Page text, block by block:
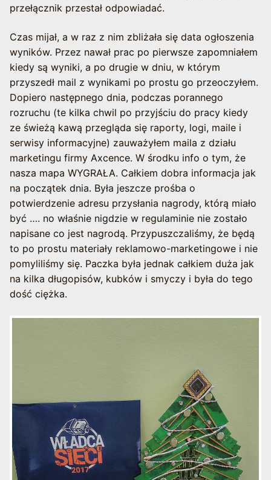
przełącznik przestał odpowiadać.
Czas mijał, a w raz z nim zbliżała się data ogłoszenia
wyników. Przez nawał prac po pierwsze zapomniałem
kiedy są wyniki, a po drugie w dniu, w którym
przyszedł mail z wynikami po prostu go przeoczyłem.
Dopiero następnego dnia, podczas porannego
rozruchu (te kilka chwil po przyjściu do pracy kiedy
ze świeżą kawą przegląda się raporty, logi, maile i
serwisy informacyjne) zauważyłem maila z działu
marketingu firmy Axcence. W środku info o tym, że
nasza mapa WYGRAŁA. Całkiem dobra informacja jak
na początek dnia. Była jeszcze prośba o
potwierdzenie adresu przysłania nagrody, którą miało
być …. no właśnie nigdzie w regulaminie nie zostało
napisane co jest nagrodą. Przypuszczaliśmy, że będą
to po prostu materiały reklamowo-marketingowe i nie
pomyliliśmy się. Paczka była jednak całkiem duża jak
na kilka długopisów, kubków i smyczy i była do tego
dość ciężka.